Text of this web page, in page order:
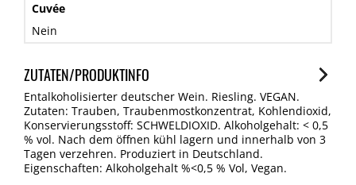
Cuvée
Nein
ZUTATEN/PRODUKTINFO
Entalkoholisierter deutscher Wein. Riesling. VEGAN.
Zutaten: Trauben, Traubenmostkonzentrat, Kohlendioxid,
Konservierungsstoff: SCHWELDIOXID. Alkoholgehalt: < 0,5
% vol. Nach dem öffnen kühl lagern und innerhalb von 3
Tagen verzehren. Produziert in Deutschland.
Eigenschaften: Alkoholgehalt %<0,5 % Vol, Vegan.